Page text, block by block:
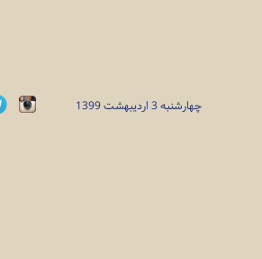
چهارشنبه 3 ارديبهشت 1399